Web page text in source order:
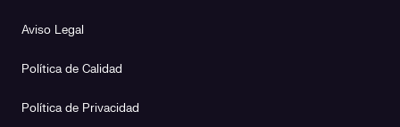
Aviso Legal
Política de Calidad
Política de Privacidad